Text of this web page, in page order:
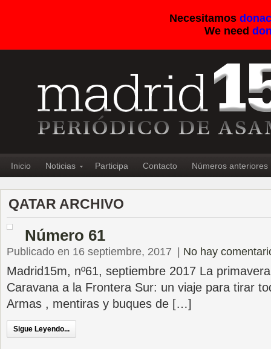
Necesitamos
We need
Inicio Noticias Participa Contacto Números anteriores
QATAR ARCHIVO
Número 61
Publicado en 16 septiembre, 2017 No hay
Madrid15m, nº61, septiembre 2017 La
Caravana a la Frontera Sur: un viaje para tirar
Armas , mentiras y buques de […]
Sigue Leyendo...